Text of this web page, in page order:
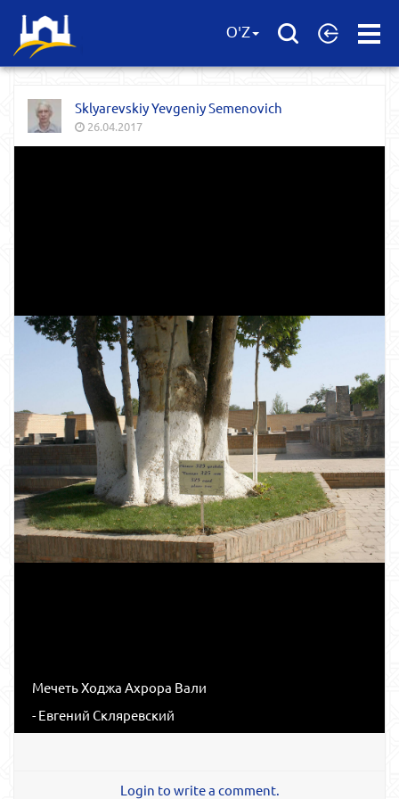
Open
O'Z
Sklyarevskiy Yevgeniy Semenovich
26.04.2017
Мечеть Ходжа Ахрора Вали
- Евгений Скляревский
Login to write a comment.